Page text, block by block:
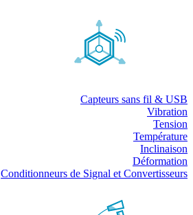
Capteurs sans fil & USB
Vibration
Tension
Température
Inclinaison
Déformation
Conditionneurs de Signal et Convertisseurs